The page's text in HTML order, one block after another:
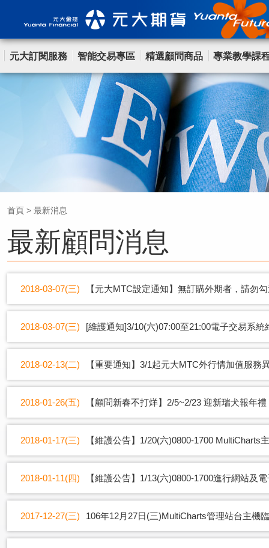
元大訂閱服務 智能交易專區 精選顧問商品 專業教學課
首頁 > 最新消息
最新顧問消息
2018-03-07(三) 【元大MTC設定通知】無訂購外期者，請勿
2018-03-07(三) [維護通知]3/10(六)07:00至21:00電子交易系統
2018-02-13(二) 【重要通知】3/1起元大MTC外行情加值服務
2018-01-26(五) 【顧問新春不打烊】2/5~2/23 迎新瑞犬報年
2018-01-17(三) 【維護公告】1/20(六)0800-1700 MultiCharts
2018-01-11(四) 【維護公告】1/13(六)0800-1700進行網站及
2017-12-27(三) 106年12月27日(三)MultiCharts管理站台主機